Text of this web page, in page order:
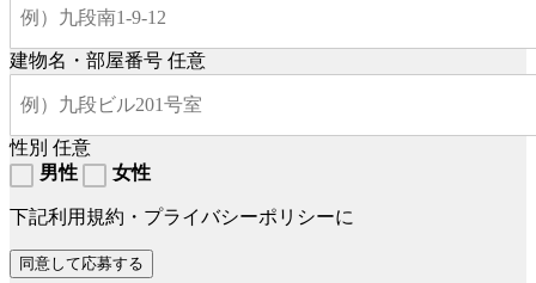
建物名・部屋番号 任意
性別 任意
男性
女性
下記利用規約・プライバシーポリシーに